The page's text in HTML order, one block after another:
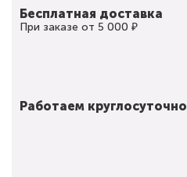
Бесплатная доставка
При заказе от 5 000 ₽
Работаем круглосуточно